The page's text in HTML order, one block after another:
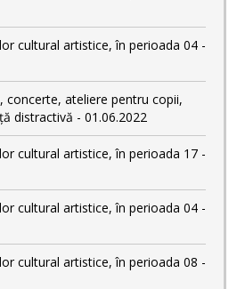
cultural artistice, în perioada 04 -
concerte, ateliere pentru copii,
distractivă - 01.06.2022
cultural artistice, în perioada 17 -
cultural artistice, în perioada 04 -
cultural artistice, în perioada 08 -